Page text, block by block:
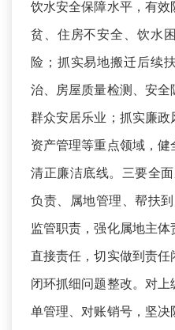
饮水安全保障水平，有
贫、住房不安全、饮水
险；抓实易地搬迁后续
治、房屋质量检测、安
群众安居乐业；抓实廉政
资产管理等重点领域，
清正廉洁底线。三要全
负责、属地管理、帮扶
监管职责，强化属地主
直接责任，切实做到责
闭环抓细问题整改。对
单管理、对账销号，坚决